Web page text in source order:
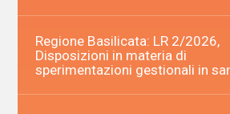
Regione Basilicata: LR 2/2026,
Disposizioni in materia di
sperimentazioni gestionali in